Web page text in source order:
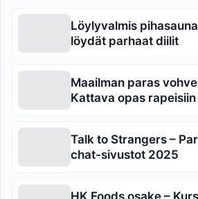
Löylyvalmis
löydät parhaat diilit
Maailman paras
Kattava opas
Talk to Strangers –
chat-sivustot 2025
HK Foods osake –